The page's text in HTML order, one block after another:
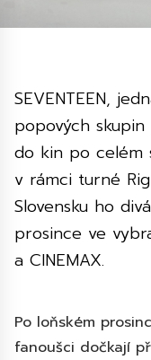
SEVENTEEN,
popových
do kin po celém
v rámci turné
Slovensku ho
prosince ve
a CINEMAX.
Po loňském
fanoušci dočkají